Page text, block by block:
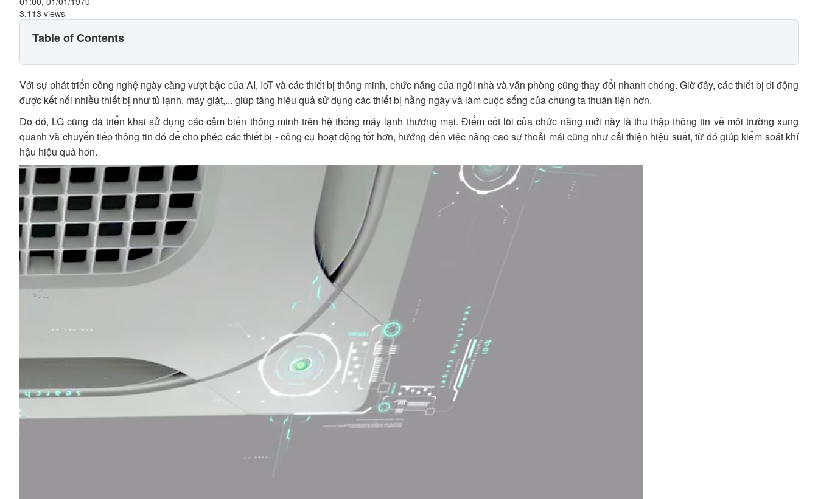
3,113 views
Table of Contents
Với sự phát triển công nghệ ngày càng vượt bậc của AI, IoT và các thiết bị thông minh, chức năng của ngôi nhà và văn phòng cũng thay đổi nhanh chóng. Giờ đây, các thiết bị di động
được kết nối nhiều thiết bị như tủ lạnh, máy giặt,... giúp tăng hiệu quả sử dụng các thiết bị hằng ngày và làm cuộc sống của chúng ta thuận tiện hơn.
Do đó, LG cũng đã triển khai sử dụng các cảm biến thông minh trên hệ thống máy lạnh thương mại. Điểm cốt lõi của chức năng mới này là thu thập thông tin về môi trường xung
quanh và chuyển tiếp thông tin đó để cho phép các thiết bị - công cụ hoạt động tốt hơn, hướng đến việc nâng cao sự thoải mái cũng như cải thiện hiệu suất, từ đó giúp kiểm soát khí
hậu hiệu quả hơn.